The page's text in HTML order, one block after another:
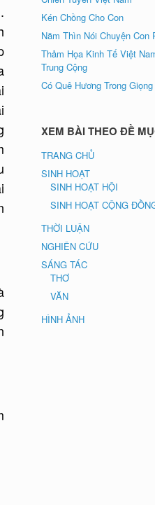
Kén Chồng Cho Con
Năm Thìn Nói Chuyện Con
Thảm Họa Kinh Tế Việt
Trung Cộng
Có Quê Hương Trong
XEM BÀI THEO ĐỀ
TRANG CHỦ
SINH HOẠT
SINH HOẠT HỘI
SINH HOẠT CỘNG
THỜI LUẬN
NGHIÊN CỨU
SÁNG TÁC
THƠ
VĂN
HÌNH ẢNH